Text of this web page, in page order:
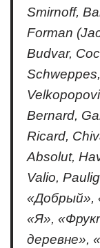
Smirnoff,
Forman
Budvar,
Bernard,
Ricard,
Absolut,
Valio,
«Добрый»,
«Я»,
деревне»,